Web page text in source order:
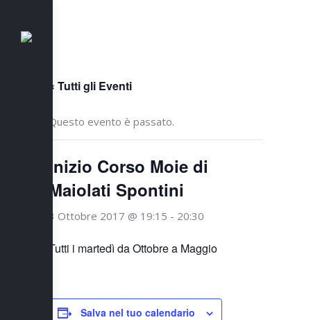
« Tutti gli Eventi
Questo evento è passato.
Inizio Corso Moie di
Maiolati Spontini
3 Ottobre 2017 @ 19:15 - 20:30
Tutti i martedì da Ottobre a Maggio
Salva nel tuo calendario